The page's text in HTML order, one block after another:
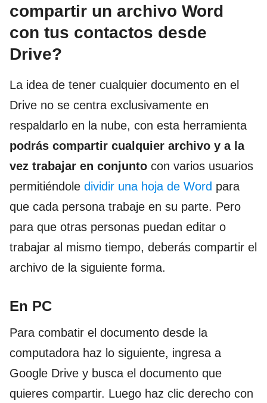
compartir un archivo Word
con tus contactos desde
Drive?
La idea de tener cualquier documento en el
Drive no se centra exclusivamente en
respaldarlo en la nube, con esta herramienta
podrás compartir cualquier archivo y a la
vez trabajar en conjunto con varios usuarios
permitiéndole dividir una hoja de Word para
que cada persona trabaje en su parte. Pero
para que otras personas puedan editar o
trabajar al mismo tiempo, deberás compartir el
archivo de la siguiente forma.
En PC
Para combatir el documento desde la
computadora haz lo siguiente, ingresa a
Google Drive y busca el documento que
quieres compartir. Luego haz clic derecho con